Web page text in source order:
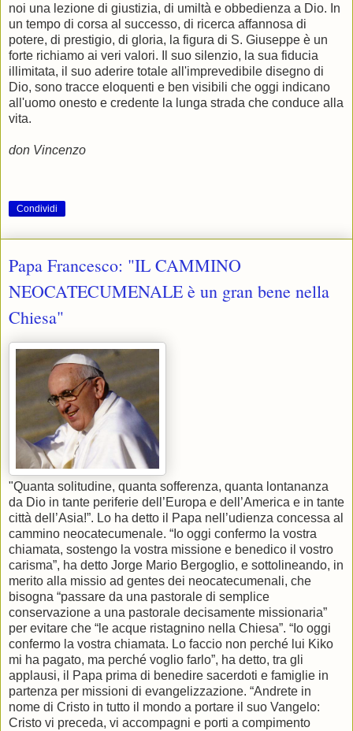
noi una lezione di giustizia, di umiltà e obbedienza a Dio. In
un tempo di corsa al successo, di ricerca affannosa di
potere, di prestigio, di gloria, la figura di S. Giuseppe è un
forte richiamo ai veri valori. Il suo silenzio, la sua fiducia
illimitata, il suo aderire totale all'imprevedibile disegno di
Dio, sono tracce eloquenti e ben visibili che oggi indicano
all'uomo onesto e credente la lunga strada che conduce alla
vita.
don Vincenzo
Condividi
Papa Francesco: "IL CAMMINO
NEOCATECUMENALE è un gran bene nella
Chiesa"
"Quanta solitudine, quanta sofferenza, quanta lontananza
da Dio in tante periferie dell’Europa e dell’America e in tante
città dell’Asia!”. Lo ha detto il Papa nell’udienza concessa al
cammino neocatecumenale. “Io oggi confermo la vostra
chiamata, sostengo la vostra missione e benedico il vostro
carisma”, ha detto Jorge Mario Bergoglio, e sottolineando, in
merito alla missio ad gentes dei neocatecumenali, che
bisogna “passare da una pastorale di semplice
conservazione a una pastorale decisamente missionaria”
per evitare che “le acque ristagnino nella Chiesa”. “Io oggi
confermo la vostra chiamata. Lo faccio non perché lui Kiko
mi ha pagato, ma perché voglio farlo”, ha detto, tra gli
applausi, il Papa prima di benedire sacerdoti e famiglie in
partenza per missioni di evangelizzazione. “Andrete in
nome di Cristo in tutto il mondo a portare il suo Vangelo:
Cristo vi preceda, vi accompagni e porti a compimento